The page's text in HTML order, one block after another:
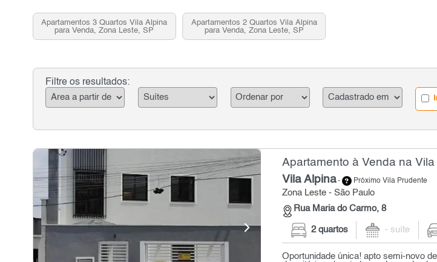
Apartamentos 3 Quartos Vila Alpina
para Venda, Zona Leste, SP
Apartamentos 2 Quartos Vila Alpina
para Venda, Zona Leste, SP
Filtre os resultados:
Apartamento à Venda na
Vila Alpina- Próximo Vila Prudente
Zona Leste - São Paulo
Rua Maria do Carmo, 8
2 quartos - suíte
Oportunidade única! apto semi-novo